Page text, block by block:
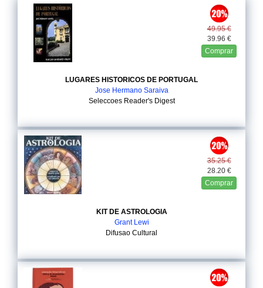
49.95 €
39.96 €
Comprar
LUGARES HISTORICOS DE PORTUGAL
Jose Hermano Saraiva
Seleccoes Reader's Digest
35.25 €
28.20 €
Comprar
KIT DE ASTROLOGIA
Grant Lewi
Difusao Cultural